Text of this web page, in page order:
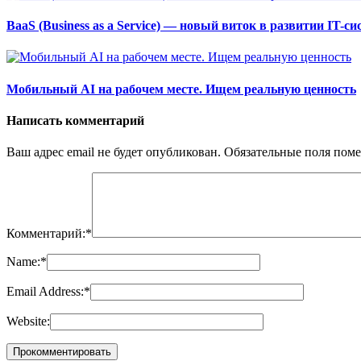
BaaS (Business as а Service) — новый виток в развитии IT-
Мобильный AI на рабочем месте. Ищем реальную ценность
Написать комментарий
Ваш адрес email не будет опубликован. Обязательные поля
Комментарий:*
Name:*
Email Address:*
Website: